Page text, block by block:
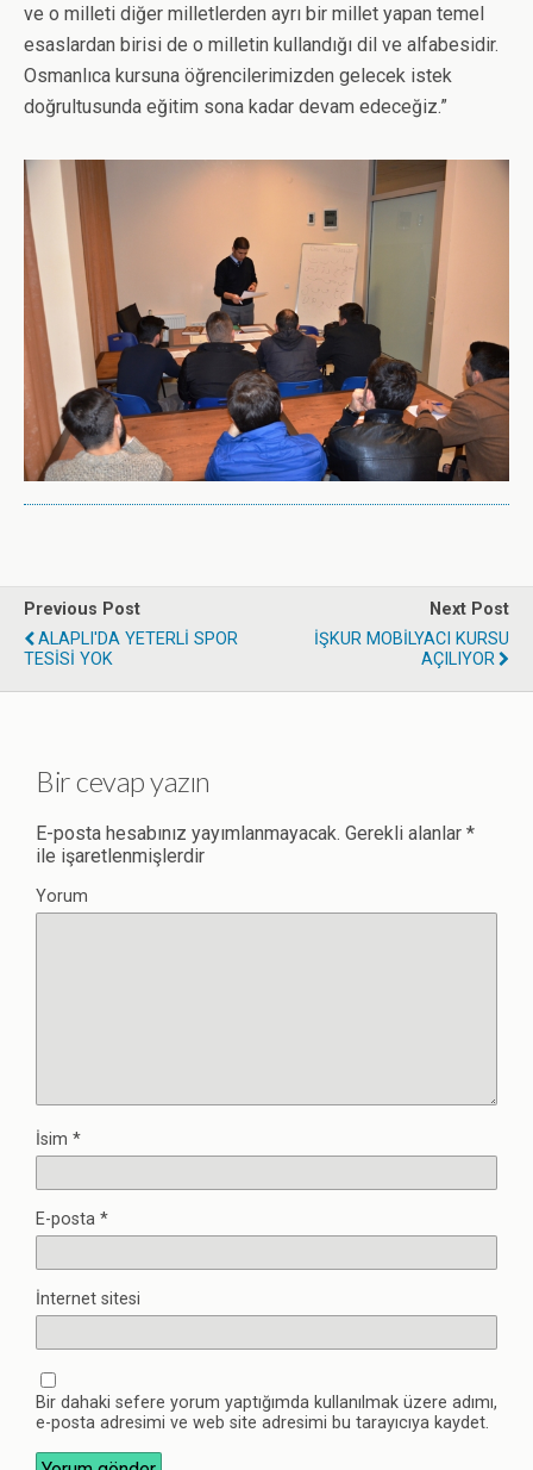
ve o milleti diğer milletlerden ayrı bir millet yapan temel
esaslardan birisi de o milletin kullandığı dil ve alfabesidir.
Osmanlıca kursuna öğrencilerimizden gelecek istek
doğrultusunda eğitim sona kadar devam edeceğiz.”
Previous Post
ALAPLI'DA YETERLİ SPOR
TESİSİ YOK
Next Post
İŞKUR MOBİLYACI KURSU
AÇILIYOR
Bir cevap yazın
E-posta hesabınız yayımlanmayacak. Gerekli alanlar *
ile işaretlenmişlerdir
Yorum
İsim *
E-posta *
İnternet sitesi
Bir dahaki sefere yorum yaptığımda kullanılmak üzere adımı,
e-posta adresimi ve web site adresimi bu tarayıcıya kaydet.